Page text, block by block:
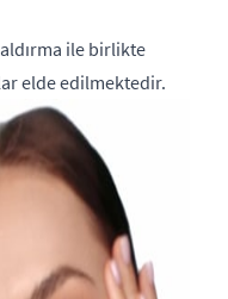
ile birlikte
elde edilmektedir.